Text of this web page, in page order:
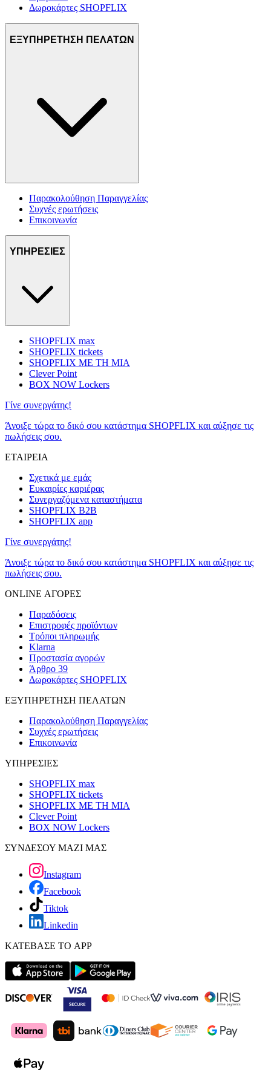
Δωροκάρτες SHOPFLIX
ΕΞΥΠΗΡΕΤΗΣΗ ΠΕΛΑΤΩΝ
Παρακολούθηση Παραγγελίας
Συχνές ερωτήσεις
Επικοινωνία
ΥΠΗΡΕΣΙΕΣ
SHOPFLIX max
SHOPFLIX tickets
SHOPFLIX ΜΕ ΤΗ ΜΙΑ
Clever Point
BOX NOW Lockers
Γίνε συνεργάτης!
Άνοιξε τώρα το δικό σου κατάστημα SHOPFLIX και αύξησε τις
πωλήσεις σου.
ΕΤΑΙΡΕΙΑ
Σχετικά με εμάς
Ευκαιρίες καριέρας
Συνεργαζόμενα καταστήματα
SHOPFLIX B2B
SHOPFLIX app
Γίνε συνεργάτης!
Άνοιξε τώρα το δικό σου κατάστημα SHOPFLIX και αύξησε τις
πωλήσεις σου.
ONLINE ΑΓΟΡΕΣ
Παραδόσεις
Επιστροφές προϊόντων
Τρόποι πληρωμής
Klarna
Προστασία αγορών
Άρθρο 39
Δωροκάρτες SHOPFLIX
ΕΞΥΠΗΡΕΤΗΣΗ ΠΕΛΑΤΩΝ
Παρακολούθηση Παραγγελίας
Συχνές ερωτήσεις
Επικοινωνία
ΥΠΗΡΕΣΙΕΣ
SHOPFLIX max
SHOPFLIX tickets
SHOPFLIX ΜΕ ΤΗ ΜΙΑ
Clever Point
BOX NOW Lockers
ΣΥΝΔΕΣΟΥ ΜΑΖΙ ΜΑΣ
Instagram
Facebook
Tiktok
Linkedin
ΚΑΤΕΒΑΣΕ ΤΟ APP